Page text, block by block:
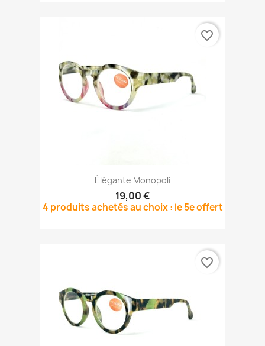
Élégante Monopoli
19,00 €
4 produits achetés au choix : le 5e offert
favorite_border
favorite_border